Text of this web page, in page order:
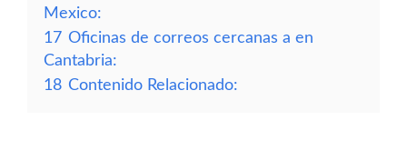
Mexico:
17 Oficinas de correos cercanas a en
Cantabria:
18 Contenido Relacionado: